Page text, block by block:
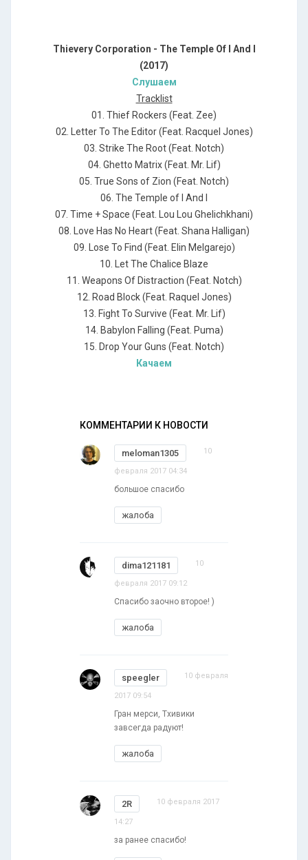
Thievery Corporation - The Temple Of I And I
(2017)
Слушаем
Tracklist
01. Thief Rockers (Feat. Zee)
02. Letter To The Editor (Feat. Racquel Jones)
03. Strike The Root (Feat. Notch)
04. Ghetto Matrix (Feat. Mr. Lif)
05. True Sons of Zion (Feat. Notch)
06. The Temple of I And I
07. Time + Space (Feat. Lou Lou Ghelichkhani)
08. Love Has No Heart (Feat. Shana Halligan)
09. Lose To Find (Feat. Elin Melgarejo)
10. Let The Chalice Blaze
11. Weapons Of Distraction (Feat. Notch)
12. Road Block (Feat. Raquel Jones)
13. Fight To Survive (Feat. Mr. Lif)
14. Babylon Falling (Feat. Puma)
15. Drop Your Guns (Feat. Notch)
Качаем
КОММЕНТАРИИ К НОВОСТИ
meloman1305 10
февраля 2017 04:34
большое спасибо
жалоба
dima121181 10
февраля 2017 09:12
Спасибо заочно второе! )
жалоба
speegler 10 февраля
2017 09:54
Гран мерси, Тхивики
завсегда радуют!
жалоба
2R 10 февраля 2017
14:27
за ранее спасибо!